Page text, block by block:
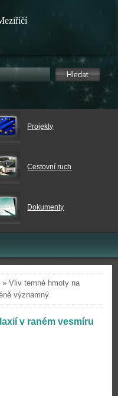
Projekty
Cestovní ruch
Dokumenty
» Vliv temné hmoty na
významný
v raném vesmíru